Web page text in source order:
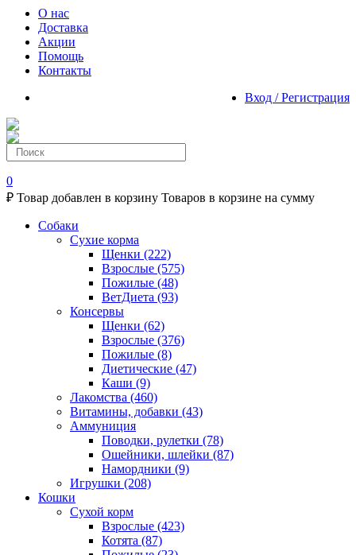
О нас
Доставка
Акции
Помощь
Контакты
Вход / Регистрация
0
₽ Товар добавлен в корзину Товаров в корзине на сумму
Собаки
Сухие корма
Щенки (222)
Взрослые (575)
Пожилые (48)
ВетДиета (93)
Консервы
Щенки (62)
Взрослые (376)
Пожилые (8)
Диетические (47)
Каши (9)
Лакомства (460)
Витамины, добавки (43)
Аммуниция
Поводки, рулетки (78)
Ошейники, шлейки (87)
Намордники (9)
Игрушки (208)
Кошки
Сухой корм
Взрослые (423)
Котята (87)